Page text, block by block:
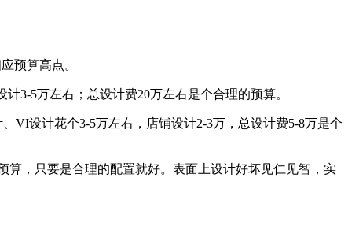
预算高点。
3-5万左右；总设计费20万左右是个合理的预算。
VI设计花个3-5万左右，店铺设计2-3万，总设计费5-8万是个
算，只要是合理的配置就好。表面上设计好坏见仁见智，实